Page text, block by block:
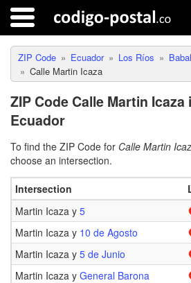
ZIP Code Ecuador Los Ríos
Calle Martin Icaza
ZIP Code Calle Martin
Ecuador
To find the ZIP Code for Calle Martin
choose an intersection.
Intersection
Martin Icaza y 5
Martin Icaza y 10 de Agosto
Martin Icaza y 5 de Junio
Martin Icaza y General Barona